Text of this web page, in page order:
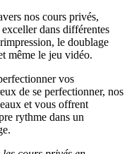
nos cours privés,
dans différentes
le doublage
même le jeu vidéo.
vos
de se perfectionner, nos
et vous offrent
rythme dans un